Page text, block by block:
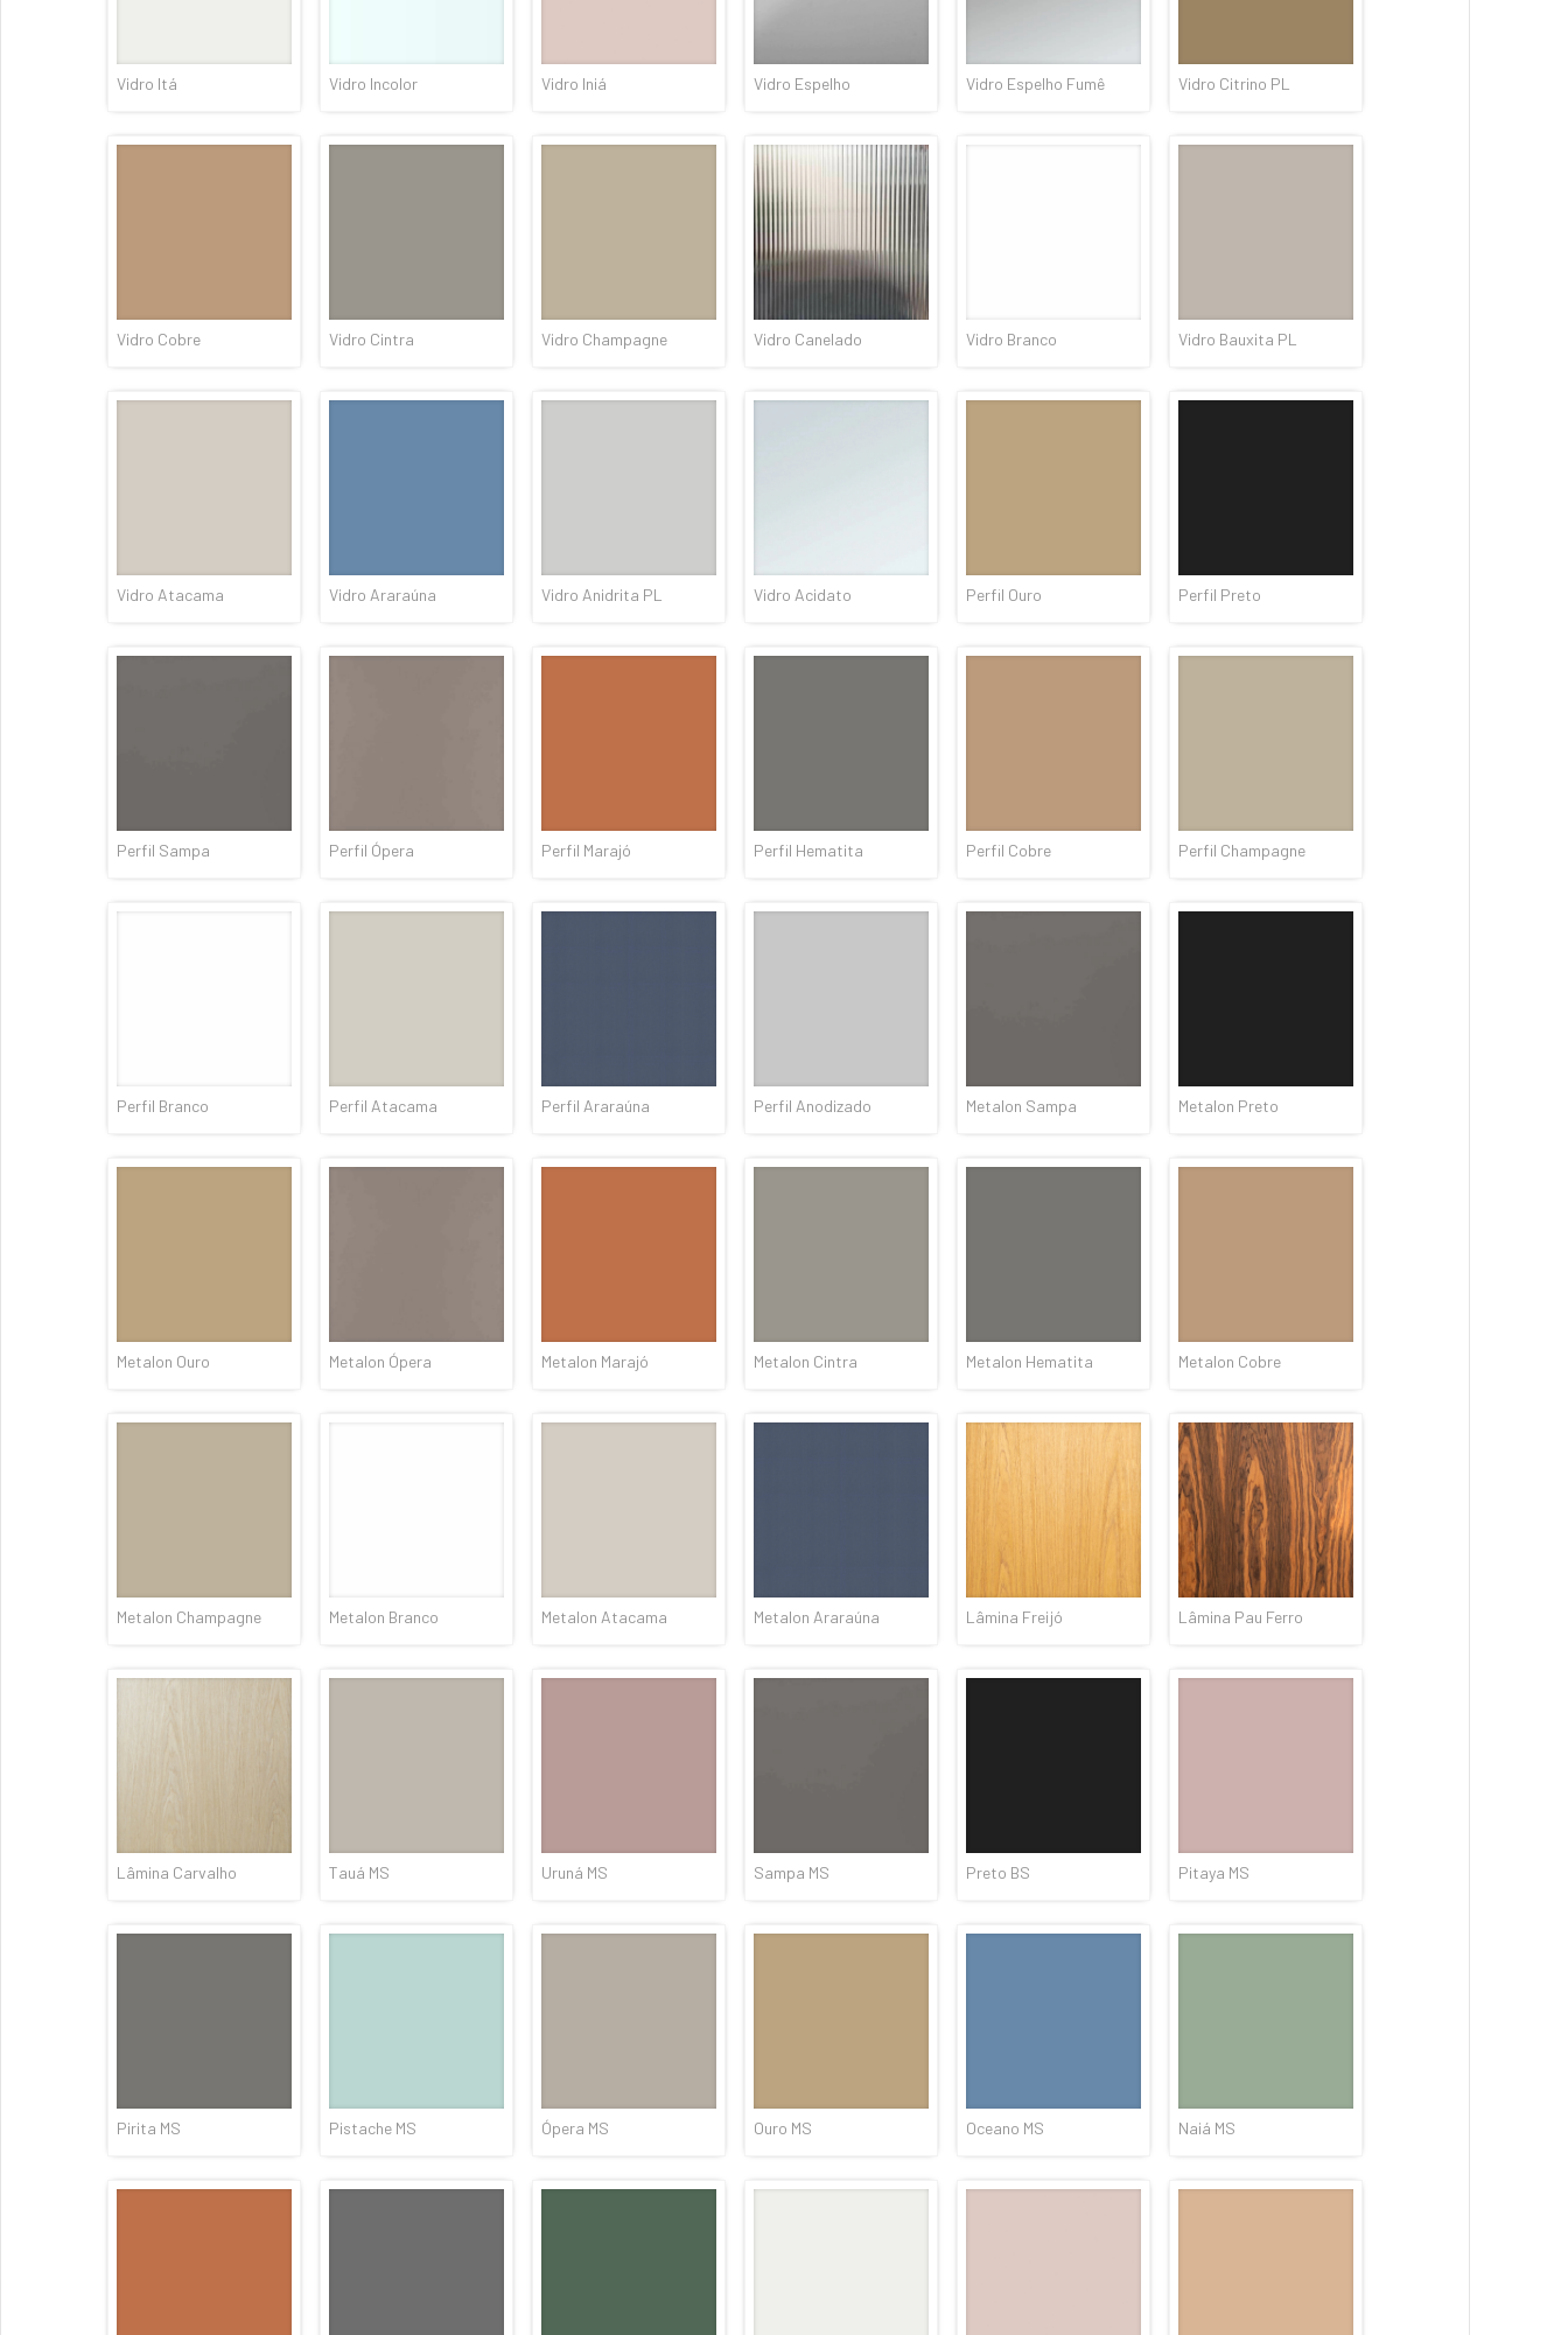
Vidro Itá Vidro Incolor Vidro Iniá Vidro Espelho Vidro Espelho Fumê Vidro Citrino PL
Vidro Cobre Vidro Cintra Vidro Champagne Vidro Canelado Vidro Branco Vidro Bauxita PL
Vidro Atacama Vidro Araraúna Vidro Anidrita PL Vidro Acidato Perfil Ouro Perfil Preto
Perfil Sampa Perfil Ópera Perfil Marajó Perfil Hematita Perfil Cobre Perfil Champagne
Perfil Branco Perfil Atacama Perfil Araraúna Perfil Anodizado Metalon Sampa Metalon Preto
Metalon Ouro Metalon Ópera Metalon Marajó Metalon Cintra Metalon Hematita Metalon Cobre
Metalon Champagne Metalon Branco Metalon Atacama Metalon Araraúna Lâmina Freijó Lâmina Pau Ferro
Lâmina Carvalho Tauá MS Uruná MS Sampa MS Preto BS Pitaya MS
Pirita MS Pistache MS Ópera MS Ouro MS Oceano MS Naiá MS